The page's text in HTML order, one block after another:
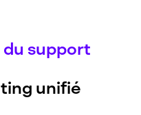
support
unifié